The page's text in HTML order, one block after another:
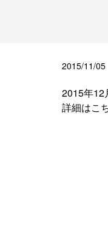
2015/11/05
2015年12
詳細はこ